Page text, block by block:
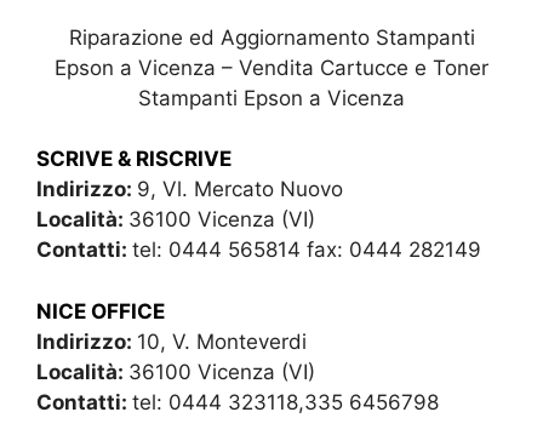
Riparazione ed Aggiornamento Stampanti
Epson a Vicenza – Vendita Cartucce e Toner
Stampanti Epson a Vicenza
SCRIVE & RISCRIVE
Indirizzo: 9, Vl. Mercato Nuovo
Località: 36100 Vicenza (VI)
Contatti: tel: 0444 565814 fax: 0444 282149
NICE OFFICE
Indirizzo: 10, V. Monteverdi
Località: 36100 Vicenza (VI)
Contatti: tel: 0444 323118,335 6456798